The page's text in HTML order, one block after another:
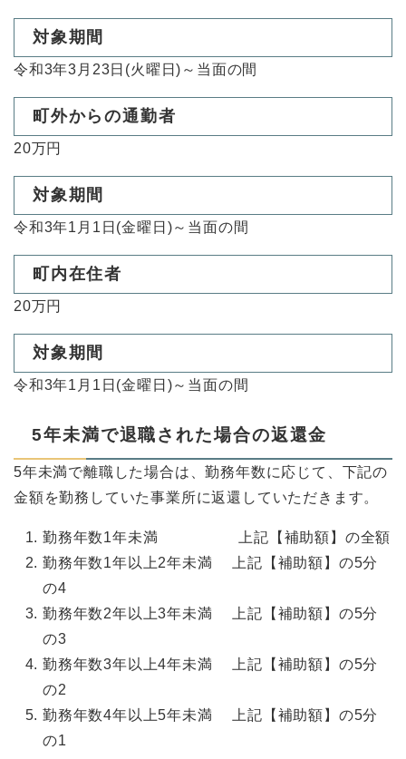
対象期間
令和3年3月23日(火曜日)～当面の間
町外からの通勤者
20万円
対象期間
令和3年1月1日(金曜日)～当面の間
町内在住者
20万円
対象期間
令和3年1月1日(金曜日)～当面の間
5年未満で退職された場合の返還金
5年未満で離職した場合は、勤務年数に応じて、下記の
金額を勤務していた事業所に返還していただきます。
勤務年数1年未満 上記【補助額】の全額
勤務年数1年以上2年未満 上記【補助額】の5分
の4
勤務年数2年以上3年未満 上記【補助額】の5分
の3
勤務年数3年以上4年未満 上記【補助額】の5分
の2
勤務年数4年以上5年未満 上記【補助額】の5分
の1